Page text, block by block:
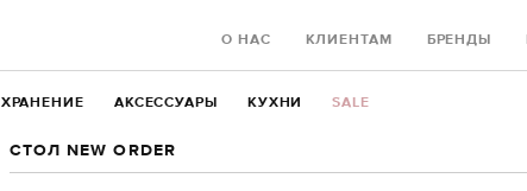
ХРАНЕНИЕ АКСЕССУАРЫ КУХНИ SALE
О НАС КЛИЕНТАМ БРЕНДЫ
СТОЛ NEW ORDER